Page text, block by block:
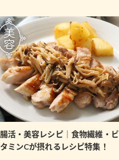
腸活・美容レシピ｜食物繊維・ビ
タミンCが摂れるレシピ特集！